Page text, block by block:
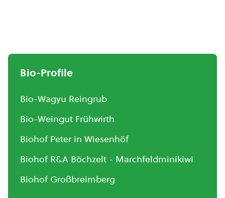
Bio-Profile
Bio-Wagyu Reingrub
Bio-Weingut Frühwirth
Biohof Peter in Wiesenhöf
Biohof R&A Böchzelt - Marchfeldminikiwi
Biohof Großbreimberg